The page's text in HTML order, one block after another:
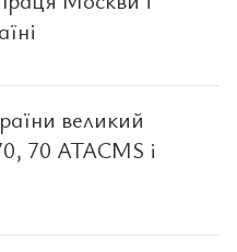
великий
70 ATACMS і